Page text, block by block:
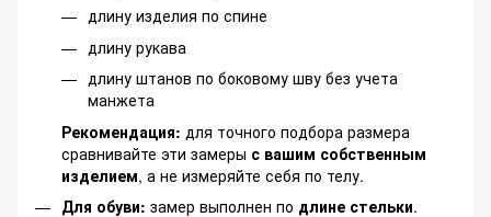
длину изделия по спине
длину рукава
длину штанов по боковому шву без учета
манжета
Рекомендация: для точного подбора размера
сравнивайте эти замеры с вашим собственным
изделием, а не измеряйте себя по телу.
Для обуви: замер выполнен по длине стельки.